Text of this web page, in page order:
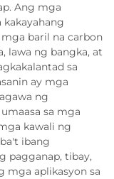
Ang mga
kakayahang
baril na carbon
lawa ng bangka, at
sa
ay mga
ng
sa mga
kawali ng
ibang
pagganap, tibay,
mga aplikasyon sa